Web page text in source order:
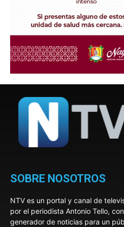
SOBRE NOSOTROS
NTV es un portal y canal de
por el periodista Antonio Tello,
generador de noticias para un